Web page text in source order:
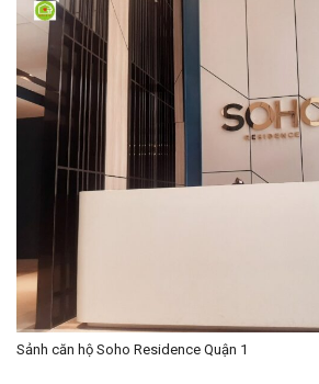
Sảnh căn hộ Soho Residence Quận 1